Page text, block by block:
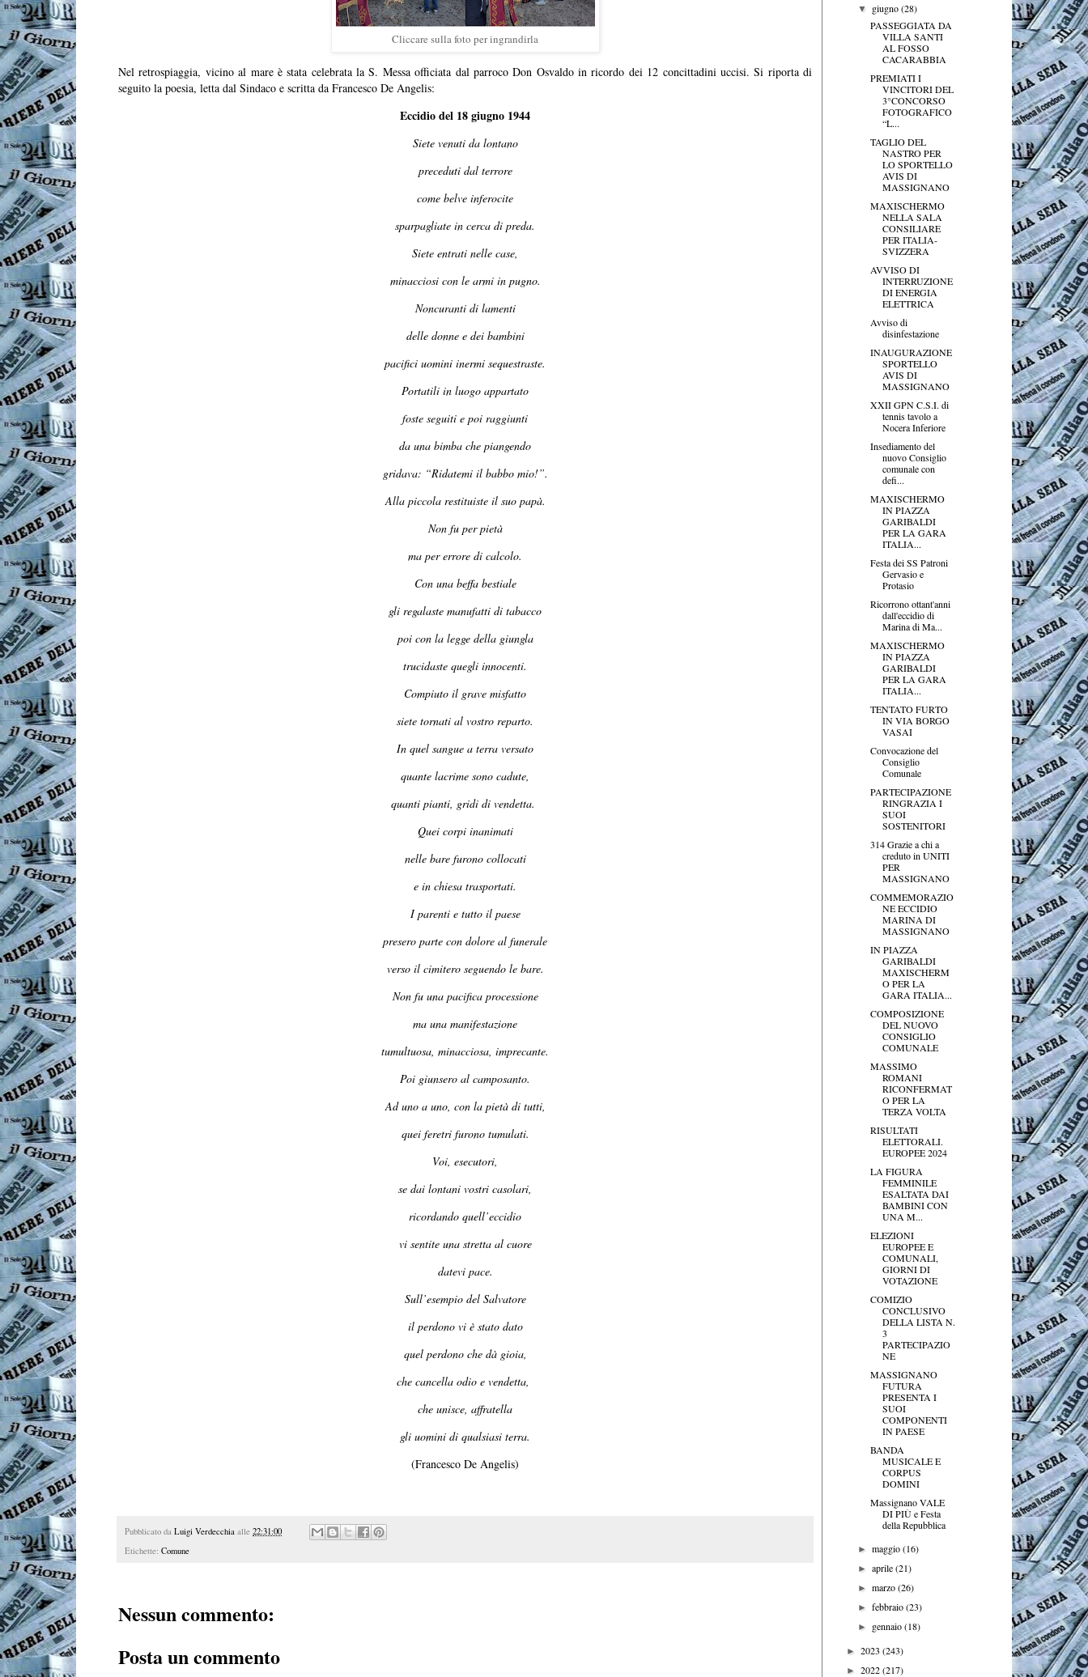
Cliccare sulla foto per ingrandirla
Nel retrospiaggia, vicino al mare è stata celebrata la S. Messa officiata dal parroco Don Osvaldo in ricordo dei 12 concittadini uccisi. Si riporta di
seguito la poesia, letta dal Sindaco e scritta da Francesco De Angelis:
Eccidio del 18 giugno 1944
Siete venuti da lontano
preceduti dal terrore
come belve inferocite
sparpagliate in cerca di preda.
Siete entrati nelle case,
minacciosi con le armi in pugno.
Noncuranti di lamenti
delle donne e dei bambini
pacifici uomini inermi sequestraste.
Portatili in luogo appartato
foste seguiti e poi raggiunti
da una bimba che piangendo
gridava: “Ridatemi il babbo mio!”.
Alla piccola restituiste il suo papà.
Non fu per pietà
ma per errore di calcolo.
Con una beffa bestiale
gli regalaste manufatti di tabacco
poi con la legge della giungla
trucidaste quegli innocenti.
Compiuto il grave misfatto
siete tornati al vostro reparto.
In quel sangue a terra versato
quante lacrime sono cadute,
quanti pianti, gridi di vendetta.
Quei corpi inanimati
nelle bare furono collocati
e in chiesa trasportati.
I parenti e tutto il paese
presero parte con dolore al funerale
verso il cimitero seguendo le bare.
Non fu una pacifica processione
ma una manifestazione
tumultuosa, minacciosa, imprecante.
Poi giunsero al camposanto.
Ad uno a uno, con la pietà di tutti,
quei feretri furono tumulati.
Voi, esecutori,
se dai lontani vostri casolari,
ricordando quell’eccidio
vi sentite una stretta al cuore
datevi pace.
Sull’esempio del Salvatore
il perdono vi è stato dato
quel perdono che dà gioia,
che cancella odio e vendetta,
che unisce, affratella
gli uomini di qualsiasi terra.
(Francesco De Angelis)
Pubblicato da Luigi Verdecchia alle 22:31:00
Etichette: Comune
Nessun commento:
Posta un commento
▼ giugno(28)
PASSEGGIATA DA
VILLA SANTI
AL FOSSO
CACARABBIA
PREMIATI I
VINCITORI DEL
3°CONCORSO
FOTOGRAFICO
“L...
TAGLIO DEL
NASTRO PER
LO SPORTELLO
AVIS DI
MASSIGNANO
MAXISCHERMO
NELLA SALA
CONSILIARE
PER ITALIA-
SVIZZERA
AVVISO DI
INTERRUZIONE
DI ENERGIA
ELETTRICA
Avviso di
disinfestazione
INAUGURAZIONE
SPORTELLO
AVIS DI
MASSIGNANO
XXII GPN C.S.I. di
tennis tavolo a
Nocera Inferiore
Insediamento del
nuovo Consiglio
comunale con
defi...
MAXISCHERMO
IN PIAZZA
GARIBALDI
PER LA GARA
ITALIA...
Festa dei SS Patroni
Gervasio e
Protasio
Ricorrono ottant'anni
dall'eccidio di
Marina di Ma...
MAXISCHERMO
IN PIAZZA
GARIBALDI
PER LA GARA
ITALIA...
TENTATO FURTO
IN VIA BORGO
VASAI
Convocazione del
Consiglio
Comunale
PARTECIPAZIONE
RINGRAZIA I
SUOI
SOSTENITORI
314 Grazie a chi a
creduto in UNITI
PER
MASSIGNANO
COMMEMORAZIO
NE ECCIDIO
MARINA DI
MASSIGNANO
IN PIAZZA
GARIBALDI
MAXISCHERM
O PER LA
GARA ITALIA...
COMPOSIZIONE
DEL NUOVO
CONSIGLIO
COMUNALE
MASSIMO
ROMANI
RICONFERMAT
O PER LA
TERZA VOLTA
RISULTATI
ELETTORALI.
EUROPEE 2024
LA FIGURA
FEMMINILE
ESALTATA DAI
BAMBINI CON
UNA M...
ELEZIONI
EUROPEE E
COMUNALI,
GIORNI DI
VOTAZIONE
COMIZIO
CONCLUSIVO
DELLA LISTA N.
3
PARTECIPAZIO
NE
MASSIGNANO
FUTURA
PRESENTA I
SUOI
COMPONENTI
IN PAESE
BANDA
MUSICALE E
CORPUS
DOMINI
Massignano VALE
DI PIÙ e Festa
della Repubblica
►maggio(16)
►aprile(21)
►marzo(26)
►febbraio(23)
► gennaio(18)
► 2023 (243)
► 2022(217)